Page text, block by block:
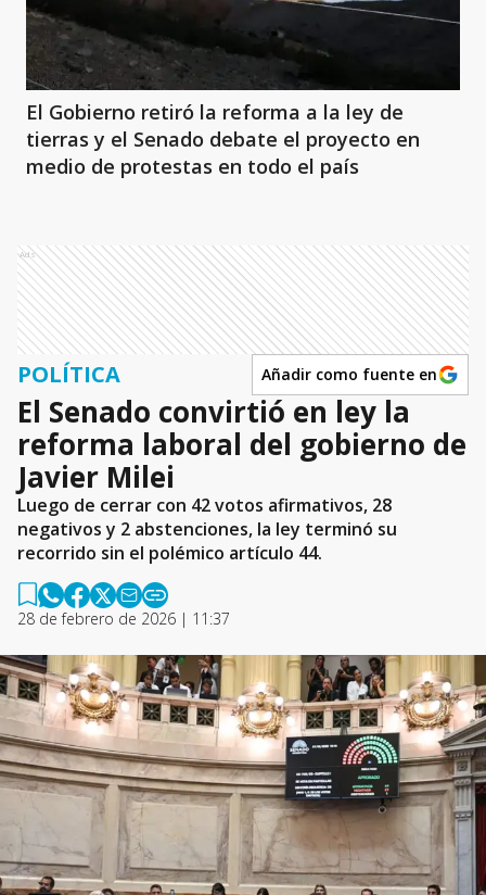
El Gobierno retiró la reforma a la ley de
tierras y el Senado debate el proyecto en
medio de protestas en todo el país
Ads
POLÍTICA Añadir como fuente en
El Senado convirtió en ley la
reforma laboral del gobierno de
Javier Milei
Luego de cerrar con 42 votos afirmativos, 28
negativos y 2 abstenciones, la ley terminó su
recorrido sin el polémico artículo 44.
28 de febrero de 2026 | 11:37